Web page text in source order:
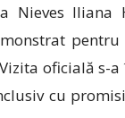
Nieves
pentru
oficială
cu